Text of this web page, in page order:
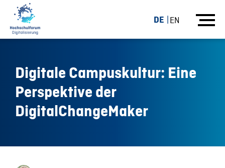
DE EN
Digitale Campuskultur: Eine
Perspektive der
DigitalChangeMaker